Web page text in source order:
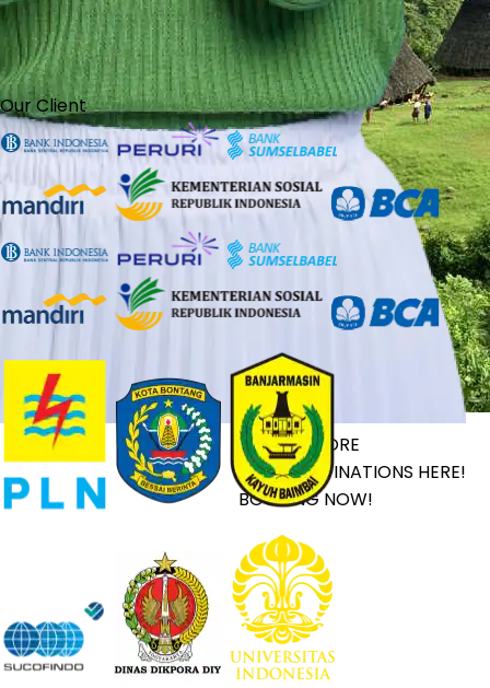
LET’S EXPLORE
YOUR DESTINATIONS HERE!
BOOKING NOW!
Our Client